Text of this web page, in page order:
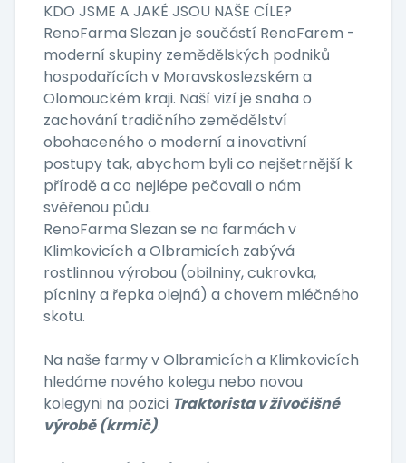
KDO JSME A JAKÉ JSOU NAŠE CÍLE?
RenoFarma Slezan je součástí RenoFarem -
moderní skupiny zemědělských podniků
hospodařících v Moravskoslezském a
Olomouckém kraji. Naší vizí je snaha o
zachování tradičního zemědělství
obohaceného o moderní a inovativní
postupy tak, abychom byli co nejšetrnější k
přírodě a co nejlépe pečovali o nám
svěřenou půdu.
RenoFarma Slezan se na farmách v
Klimkovicích a Olbramicích zabývá
rostlinnou výrobou (obilniny, cukrovka,
pícniny a řepka olejná) a chovem mléčného
skotu.
Na naše farmy v Olbramicích a Klimkovicích
hledáme nového kolegu nebo novou
kolegyni na pozici Traktorista v živočišné
výrobě (krmič).